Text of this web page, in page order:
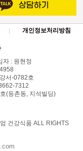
개인정보처리방침
자 : 원현정
서-0782호
7312
(등촌동, 지석빌딩)
건강식품 ALL RIGHTS